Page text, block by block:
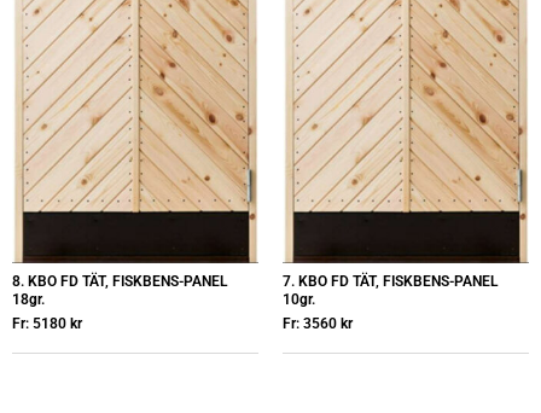
8. KBO FD TÄT, FISKBENS-PANEL
18gr.
Fr: 5180 kr
7. KBO FD TÄT, FISKBENS-PANEL
10gr.
Fr: 3560 kr